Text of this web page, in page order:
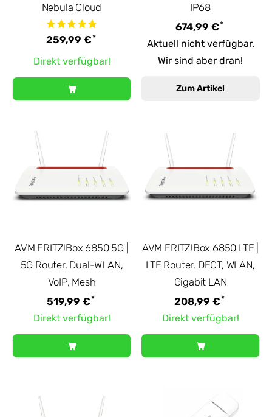
Nebula Cloud
259,99 €*
Direkt verfügbar!
IP68
674,99 €*
Aktuell nicht verfügbar.
Wir sind aber dran!
Zum Artikel
AVM FRITZ!Box 6850 5G |
5G Router, Dual-WLAN,
VoIP, Mesh
519,99 €*
Direkt verfügbar!
AVM FRITZ!Box 6850 LTE |
LTE Router, DECT, WLAN,
Gigabit LAN
208,99 €*
Direkt verfügbar!